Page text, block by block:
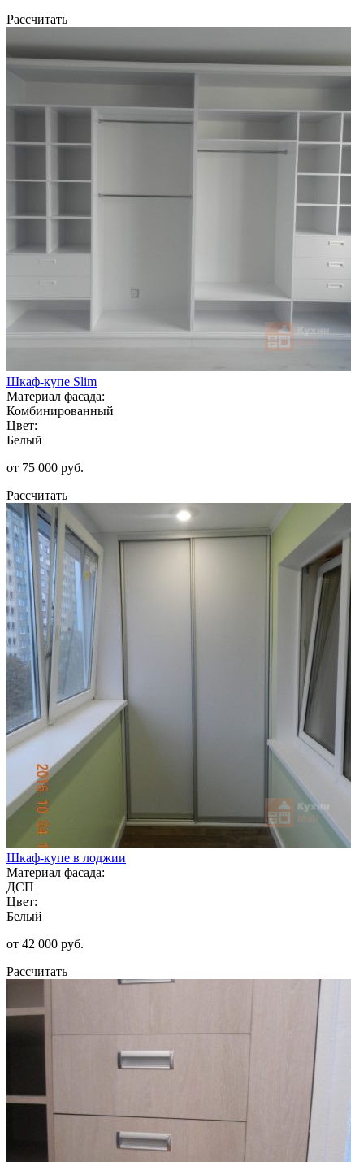
Рассчитать
Шкаф-купе Slim
Материал фасада:
Комбинированный
Цвет:
Белый
от 75 000 руб.
Рассчитать
Шкаф-купе в лоджии
Материал фасада:
ДСП
Цвет:
Белый
от 42 000 руб.
Рассчитать